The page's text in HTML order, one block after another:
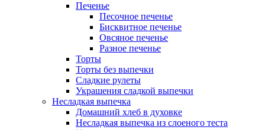
Печенье
Песочное печенье
Бисквитное печенье
Овсяное печенье
Разное печенье
Торты
Торты без выпечки
Сладкие рулеты
Украшения сладкой выпечки
Несладкая выпечка
Домашний хлеб в духовке
Несладкая выпечка из слоеного теста